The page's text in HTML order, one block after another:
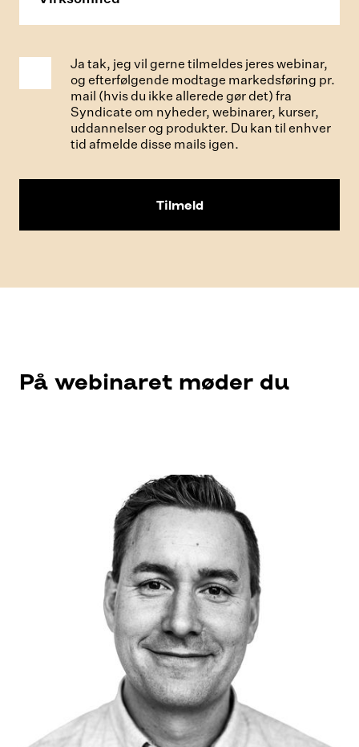
Ja tak, jeg vil gerne tilmeldes jeres webinar,
og efterfølgende modtage markedsføring pr.
mail (hvis du ikke allerede gør det) fra
Syndicate om nyheder, webinarer, kurser,
uddannelser og produkter. Du kan til enhver
tid afmelde disse mails igen.
På webinaret møder du